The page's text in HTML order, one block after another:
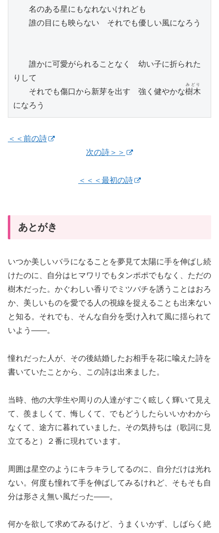
名のある星にもなれないけれども
誰の目にも映らない　それでも優しい風になろう
誰かに可愛がられることなく　幼い子に折られた
りして
それでも傷口から新芽を出す　強く健やかな樹木
みどり
＜＜前の詩
次の詩＞＞
＜＜＜最初の詩
あとがき
いつか美しいバラになることを夢見て太陽に手を伸ばし続
けたのに、自分はヒマワリでもタンポポでもなく、ただの
樹木だった。かぐわしい香りでミツバチを誘うことはおろ
か、美しいものを愛でる人の視線を捉えることも出来ない
と知る。それでも、そんな自分を受け入れて風に揺られて
いよう――。
憧れだった人が、その後結婚したお相手を花に喩えた詩を
書いていたことから、この詩は出来ました。
当時、他の大学生や周りの人達がすごく眩しく輝いて見え
て、羨ましくて、悔しくて、でもどうしたらいいかわから
なくて、途方に暮れていました。その気持ちは（歌詞に見
立てると）２番に現れています。
周囲は星空のようにキラキラしてるのに、自分だけは光れ
ない。何度も憧れて手を伸ばしてみるけれど、そもそも自
分は形さえ無い風だった――。
何かを欲して求めてみるけど、うまくいかず、しばらく絶